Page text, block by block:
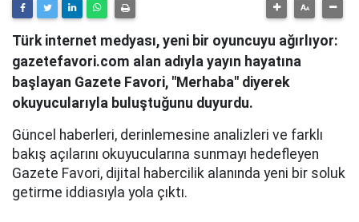
Türk internet medyası, yeni bir oyuncuyu ağırlıyor:
gazetefavori.com alan adıyla yayın hayatına
başlayan Gazete Favori, "Merhaba" diyerek
okuyucularıyla buluştuğunu duyurdu.
Güncel haberleri, derinlemesine analizleri ve farklı
bakış açılarını okuyucularına sunmayı hedefleyen
Gazete Favori, dijital habercilik alanında yeni bir soluk
getirme iddiasıyla yola çıktı.